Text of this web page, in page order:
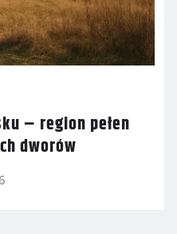
– region pełen
dworów